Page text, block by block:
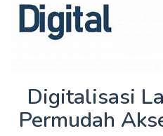
Digitalisasi
Permudah